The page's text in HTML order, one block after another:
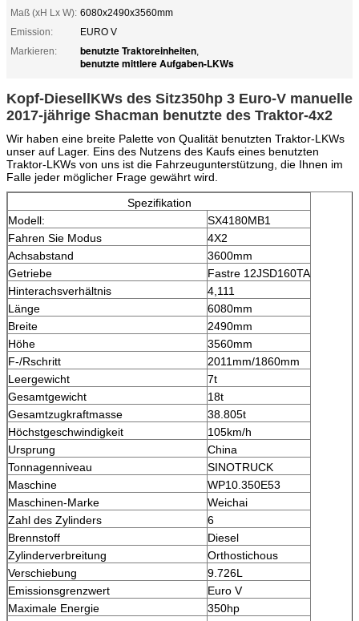
Maß (xH Lx W): 6080x2490x3560mm
Emission:
EURO V
Markieren:
benutzte Traktoreinheiten,
benutzte mittlere Aufgaben-LKWs
Kopf-DiesellKWs des Sitz350hp 3 Euro-V manuelle
2017-jährige Shacman benutzte des Traktor-4x2
Wir haben eine breite Palette von Qualität benutzten Traktor-LKWs
unser auf Lager. Eins des Nutzens des Kaufs eines benutzten
Traktor-LKWs von uns ist die Fahrzeugunterstützung, die Ihnen im
Falle jeder möglicher Frage gewährt wird.
Spezifikation
Modell:
SX4180MB1
Fahren Sie Modus
4X2
Achsabstand
3600mm
Getriebe
Fastre 12JSD160TA
Hinterachsverhältnis
4,111
Länge
6080mm
Breite
2490mm
Höhe
3560mm
F-/Rschritt
2011mm/1860mm
Leergewicht
7t
Gesamtgewicht
18t
Gesamtzugkraftmasse
38.805t
Höchstgeschwindigkeit
105km/h
Ursprung
China
Tonnagenniveau
SINOTRUCK
Maschine
WP10.350E53
Maschinen-Marke
Weichai
Zahl des Zylinders
6
Brennstoff
Diesel
Zylinderverbreitung
Orthostichous
Verschiebung
9.726L
Emissionsgrenzwert
Euro V
Maximale Energie
350hp